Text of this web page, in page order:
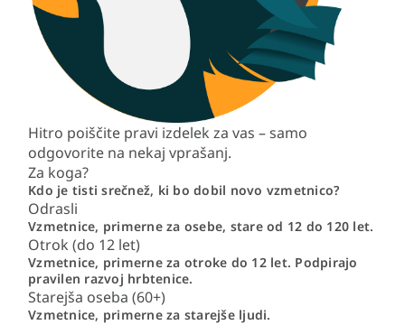
Hitro poiščite pravi izdelek za vas – samo
odgovorite na nekaj vprašanj.
Za koga?
Kdo je tisti srečnež, ki bo dobil novo vzmetnico?
Odrasli
Vzmetnice, primerne za osebe, stare od 12 do 120 let.
Otrok (do 12 let)
Vzmetnice, primerne za otroke do 12 let. Podpirajo
pravilen razvoj hrbtenice.
Starejša oseba (60+)
Vzmetnice, primerne za starejše ljudi.